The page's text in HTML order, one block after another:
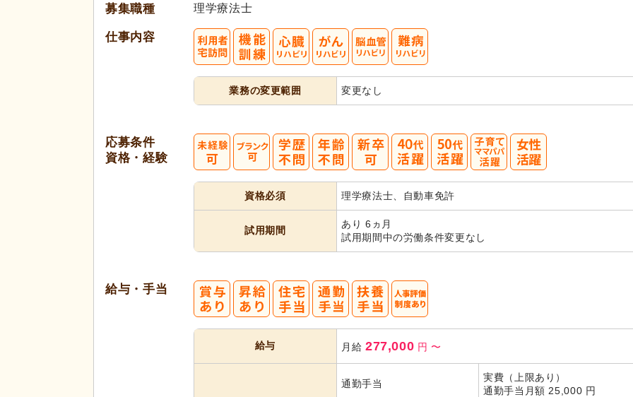
募集職種 理学療法士
仕事内容
業務の変更範囲 変更なし
応募条件
資格・経験
資格必須 理学療法士、自動車免許
試用期間
あり 6ヵ月
試用期間中の労働条件変更なし
給与・手当
給与 月給 277,000 円 〜
通勤手当
実費（上限あり）
通勤手当月額 25,000 円